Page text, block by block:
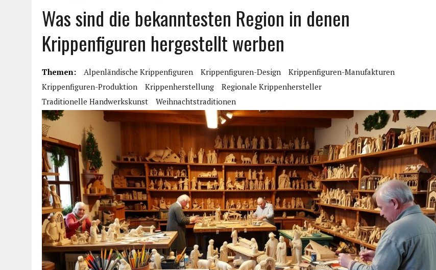
Was sind die bekanntesten Region in denen
Krippenfiguren hergestellt werben
Themen: Alpenländische Krippenfiguren Krippenfiguren-Design
Krippenfiguren-Manufakturen
Krippenfiguren-Produktion
Krippenherstellung
Regionale Krippenhersteller
Traditionelle Handwerkskunst
Weihnachtstraditionen